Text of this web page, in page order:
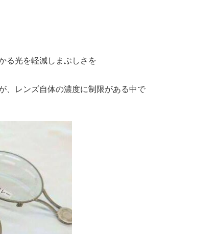
る光を軽減しまぶしさを
、レンズ自体の濃度に制限がある中で